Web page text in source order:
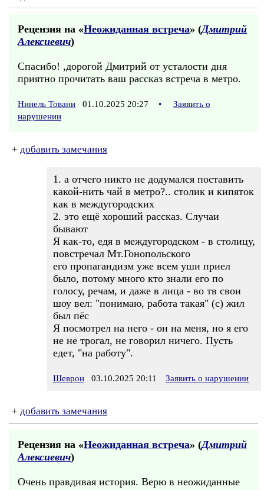
Рецензия на «Неожиданная встреча» (Дмитрий
Алексиевич)
Спасибо! ,дорогой Дмитрий от усталости дня
приятно прочитать ваш рассказ встреча в метро.
Нинель Товани 01.10.2025 20:27 •
Заявить о
нарушении
+ добавить замечания
1. а отчего никто не додумался поставить
какой-нить чай в метро?.. столик и кипяток
как в междугородских
2. это ещё хороший рассказ. Случаи
бывают
Я как-то, едя в междугородском - в столицу,
повстречал Мт.Гонопольского
его пропагандизм уже всем уши приел
было, потому много кто знали его по
голосу, речам, и даже в лица - во тв свои
шоу вел: "понимаю, работа такая" (с) жил
был пёс
Я посмотрел на него - он на меня, но я его
не не трогал, не говорил ничего. Пусть
едет, "на работу".
Шеврон 03.10.2025 20:11 Заявить о нарушении
+ добавить замечания
Рецензия на «Неожиданная встреча» (Дмитрий
Алексиевич)
Очень правдивая история. Верю в неожиданные